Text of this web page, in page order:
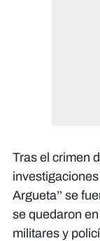
Tras el crimen
Argueta” se
se quedaron
militares y